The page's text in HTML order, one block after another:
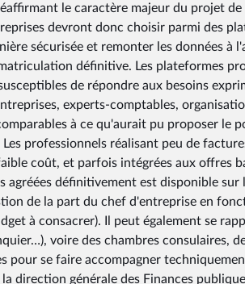
le caractère majeur du projet
devront donc choisir parmi des
sécurisée et remonter les données
définitive. Les plateformes
de répondre aux besoins
experts-comptables,
à ce qu'aurait pu proposer le
Les professionnels réalisant peu de
coût, et parfois intégrées aux offres
agréées définitivement est disponible
de la part du chef d'entreprise en
à consacrer). Il peut également se
voire des chambres consulaires,
pour se faire accompagner
direction générale des Finances